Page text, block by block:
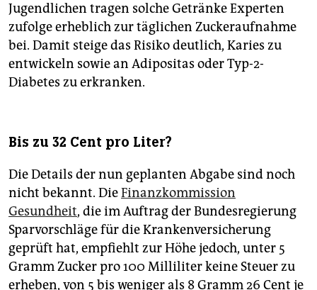
Jugendlichen tragen solche Getränke Experten
zufolge erheblich zur täglichen Zuckeraufnahme
bei. Damit steige das Risiko deutlich, Karies zu
entwickeln sowie an Adipositas oder Typ-2-
Diabetes zu erkranken.
Bis zu 32 Cent pro Liter?
Die Details der nun geplanten Abgabe sind noch
nicht bekannt. DieFinanzkommission
Gesundheit, die im Auftrag der Bundesregierung
Sparvorschläge für die Krankenversicherung
geprüft hat, empfiehlt zur Höhe jedoch, unter 5
Gramm Zucker pro 100 Milliliter keine Steuer zu
erheben, von 5 bis weniger als 8 Gramm 26 Cent je